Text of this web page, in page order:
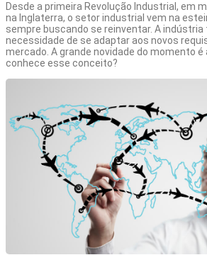
Desde a primeira Revolução Industrial, em
na Inglaterra, o setor industrial vem na
sempre buscando se reinventar. A indústria
necessidade de se adaptar aos novos
mercado. A grande novidade do momento é
conhece esse conceito?